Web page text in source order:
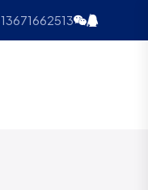
13671662513